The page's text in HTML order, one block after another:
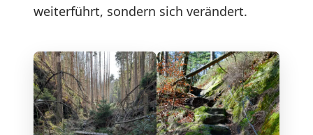
weiterführt, sondern sich verändert.